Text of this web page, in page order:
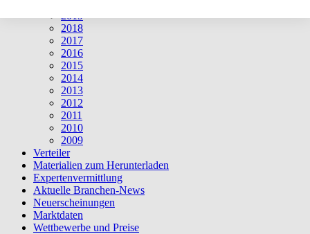
2020
2019
2018
2017
2016
2015
2014
2013
2012
2011
2010
2009
Verteiler
Materialien zum Herunterladen
Expertenvermittlung
Aktuelle Branchen-News
Neuerscheinungen
Marktdaten
Wettbewerbe und Preise